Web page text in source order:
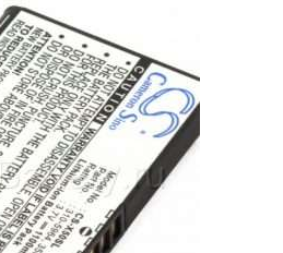
составляла
1,034.00₽.
940.00₽.